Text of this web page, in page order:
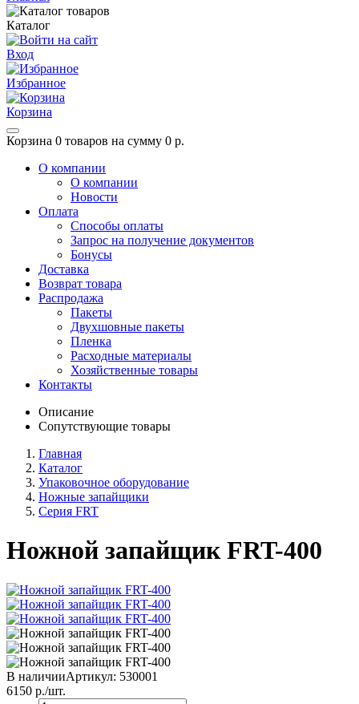
Каталог
Вход
Избранное
Корзина
Корзина 0 товаров на сумму 0 р.
О компании
О компании
Новости
Оплата
Способы оплаты
Запрос на получение документов
Бонусы
Доставка
Возврат товара
Распродажа
Пакеты
Двухшовные пакеты
Пленка
Расходные материалы
Хозяйственные товары
Контакты
Описание
Сопутствующие товары
Главная
Каталог
Упаковочное оборудование
Ножные запайщики
Серия FRT
Ножной запайщик FRT-400
В наличииАртикул: 530001
6150 р./шт.